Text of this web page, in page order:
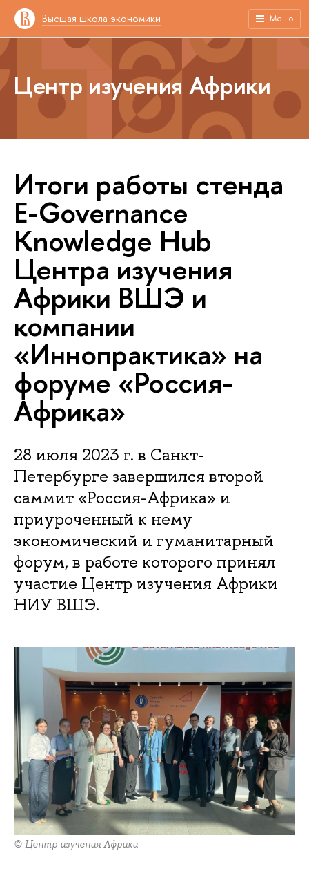
Высшая школа экономики Меню
Центр изучения Африки
Итоги работы стенда
E-Governance
Knowledge Hub
Центра изучения
Африки ВШЭ и
компании
«Иннопрактика» на
форуме «Россия-
Африка»
28 июля 2023 г. в Санкт-
Петербурге завершился второй
саммит «Россия-Африка» и
приуроченный к нему
экономический и гуманитарный
форум, в работе которого принял
участие Центр изучения Африки
НИУ ВШЭ.
© Центр изучения Африки